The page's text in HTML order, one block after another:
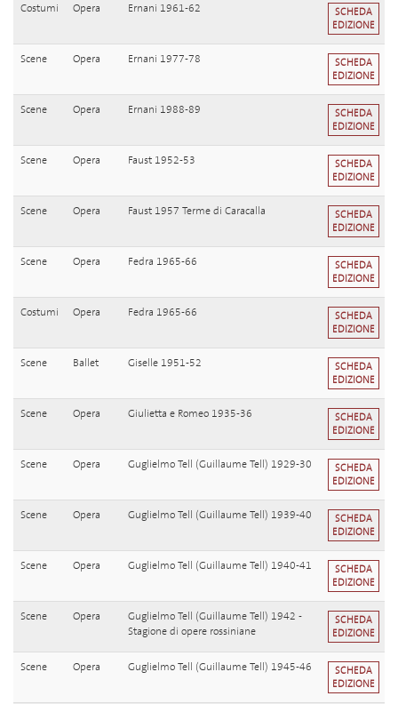
Costumi Opera Ernani 1961-62
SCHEDA
EDIZIONE
Scene Opera Ernani 1977-78
SCHEDA
EDIZIONE
Scene Opera Ernani 1988-89
SCHEDA
EDIZIONE
Scene Opera Faust 1952-53
SCHEDA
EDIZIONE
Scene Opera Faust 1957 Terme di Caracalla
SCHEDA
EDIZIONE
Scene Opera Fedra 1965-66
SCHEDA
EDIZIONE
Costumi Opera Fedra 1965-66
SCHEDA
EDIZIONE
Scene Ballet Giselle 1951-52
SCHEDA
EDIZIONE
Scene Opera Giulietta e Romeo 1935-36
SCHEDA
EDIZIONE
Scene Opera Guglielmo Tell (Guillaume Tell) 1929-30
SCHEDA
EDIZIONE
Scene Opera Guglielmo Tell (Guillaume Tell) 1939-40
SCHEDA
EDIZIONE
Scene Opera Guglielmo Tell (Guillaume Tell) 1940-41
SCHEDA
EDIZIONE
Scene Opera
Guglielmo Tell (Guillaume Tell) 1942 -
Stagione di opere rossiniane
SCHEDA
EDIZIONE
Scene Opera Guglielmo Tell (Guillaume Tell) 1945-46
SCHEDA
EDIZIONE